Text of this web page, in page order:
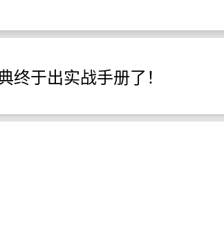
于出实战手册了！